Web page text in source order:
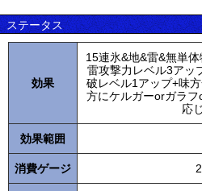
ステータス
効果
15連氷&地&雷&無単
雷攻撃力レベル3アッ
破レベル1アップ+味
方にケルガーorガラ
応
効果範囲
消費ゲージ